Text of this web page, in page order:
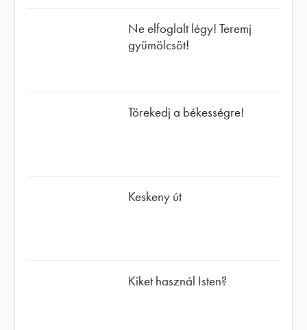
Ne elfoglalt légy! Teremj
gyümölcsöt!
Törekedj a békességre!
Keskeny út
Kiket használ Isten?